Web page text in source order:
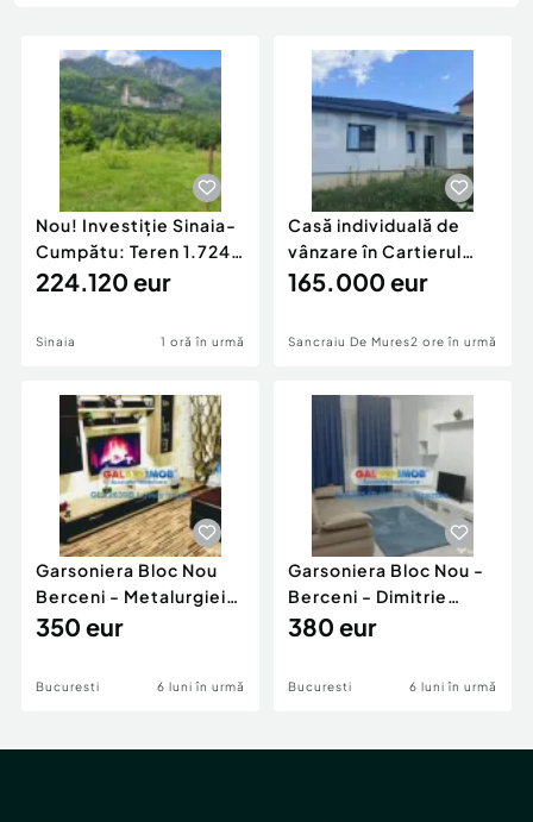
Animale de companie
Afaceri și echipamente profesionale
Inchiriere Bunuri si Vehicule
Piese auto si accesorii
Dacia Duster
Nou! Investiție Sinaia-
Cumpătu: Teren 1.724
mp cu Proiect
224.120 eur
Sinaia 1 oră în urmă
Casă individuală de
vânzare în Cartierul
Răsăritului,
165.000 eur
Sancraiu De Mures2 ore în urmă
Garsoniera Bloc Nou
Berceni - Metalurgiei
Park - Postalionul
350 eur
Bucuresti 6 luni în urmă
Garsoniera Bloc Nou -
Berceni - Dimitrie
Leonida
380 eur
Bucuresti 6 luni în urmă